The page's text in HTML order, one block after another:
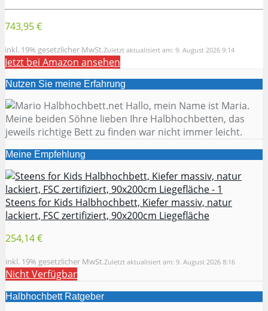
743,95 €
inkl. 19% gesetzlicher MwSt.Zuletzt aktualisiert am: 9. August 2026 9:14
Jetzt bei Amazon ansehen
Nutzen Sie meine Erfahrung
Hallo, mein Name ist Maria.
Meine beiden Söhne lieben Ihre Halbhochbetten, das
jeweils richtige Bett zu finden war nicht immer leicht.
Meine Empfehlung
Steens for Kids Halbhochbett, Kiefer massiv, natur
lackiert, FSC zertifiziert, 90x200cm Liegefläche
254,14 €
inkl. 19% gesetzlicher MwSt.Zuletzt aktualisiert am: 9. August 2026 8:16
Nicht Verfügbar
Halbhochbett Ratgeber